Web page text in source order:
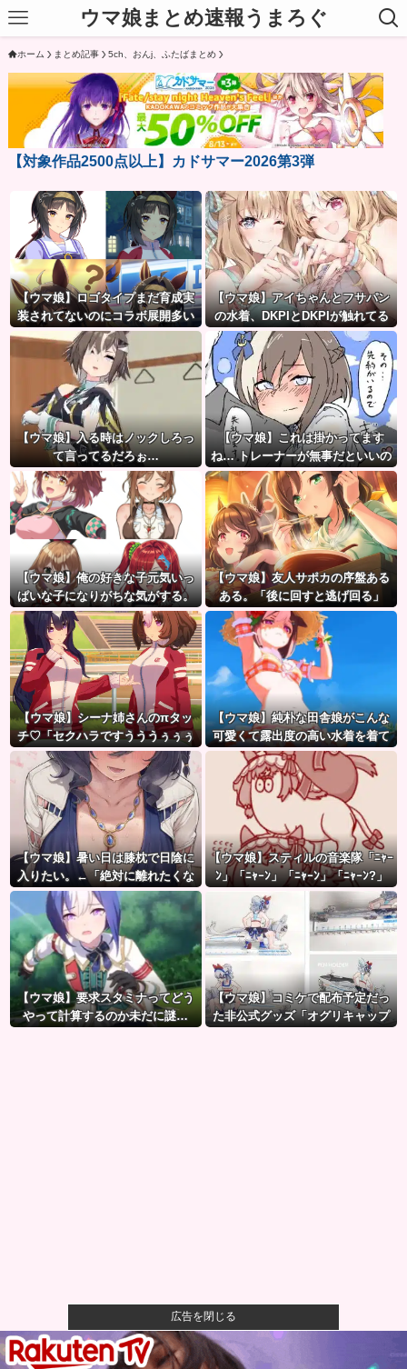
ウマ娘まとめ速報うまろぐ
ホーム まとめ記事 5ch、おんj、ふたばまとめ
【対象作品2500点以上】カドサマー2026第3弾
【ウマ娘】ロゴタイプまだ育成実
装されてないのにコラボ展開多い
よね
【ウマ娘】アイちゃんとフサパン
の水着、DKPIとDKPIが触れてる
構図が良き…
【ウマ娘】入る時はノックしろっ
て言ってるだろぉ…
【ウマ娘】これは掛かってます
ね… トレーナーが無事だといいの
ですが…
【ウマ娘】俺の好きな子元気いっ
ぱいな子になりがちな気がする。
←「元気OPPAIの間違いだろ…」
【ウマ娘】友人サポカの序盤ある
ある。「後に回すと逃げ回る」
【ウマ娘】シーナ姉さんのπタッ
チ♡「セクハラですうううぅぅぅ
ぅぅぅ！！！！！！！」
【ウマ娘】純朴な田舎娘がこんな
可愛くて露出度の高い水着を着て
るのがいいよね…
【ウマ娘】暑い日は膝枕で日陰に
入りたい。←「絶対に離れたくな
い場所だな」
【ウマ娘】スティルの音楽隊「ﾆｬｰ
ﾝ」「ﾆｬｰﾝ」「ﾆｬｰﾝ」「ﾆｬｰﾝ?」
【ウマ娘】要求スタミナってどう
やって計算するのか未だに謎…
【ウマ娘】コミケで配布予定だっ
た非公式グッズ「オグリキャップ
広告を閉じる